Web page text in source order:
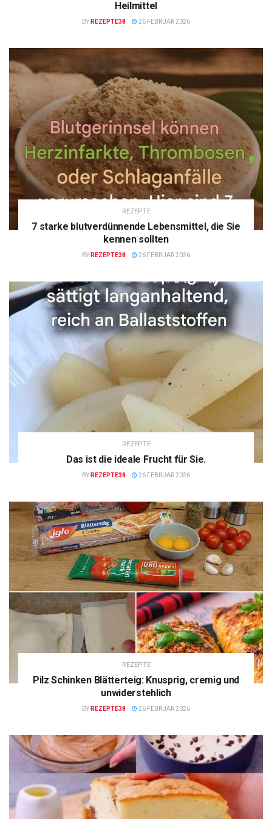
Heilmittel
BY REZEPTE38 26 FEBRUAR 2026
REZEPTE
7 starke blutverdünnende Lebensmittel, die Sie
kennen sollten
BY REZEPTE38 26 FEBRUAR 2026
REZEPTE
Das ist die ideale Frucht für Sie.
BY REZEPTE38 26 FEBRUAR 2026
REZEPTE
Pilz Schinken Blätterteig: Knusprig, cremig und
unwiderstehlich
BY REZEPTE38 26 FEBRUAR 2026